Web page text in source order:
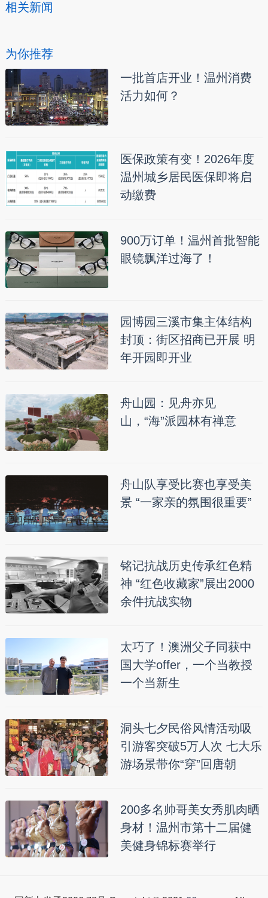
相关新闻
为你推荐
一批首店开业！温州消费
活力如何？
医保政策有变！2026年度
温州城乡居民医保即将启
动缴费
900万订单！温州首批智能
眼镜飘洋过海了！
园博园三溪市集主体结构
封顶：街区招商已开展 明
年开园即开业
舟山园：见舟亦见
山，“海”派园林有禅意
舟山队享受比赛也享受美
景 “一家亲的氛围很重要”
铭记抗战历史传承红色精
神 “红色收藏家”展出2000
余件抗战实物
太巧了！澳洲父子同获中
国大学offer，一个当教授
一个当新生
洞头七夕民俗风情活动吸
引游客突破5万人次 七大乐
游场景带你“穿”回唐朝
200多名帅哥美女秀肌肉晒
身材！温州市第十二届健
美健身锦标赛举行